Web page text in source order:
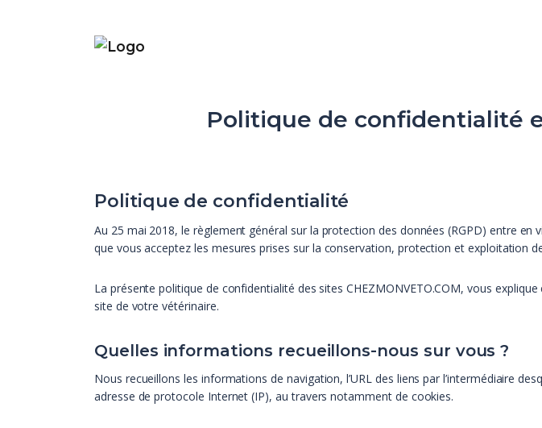
Politique de confidentialité
Politique de confidentialité
Au 25 mai 2018, le règlement général sur la protection des données (RGPD) entre
que vous acceptez les mesures prises sur la conservation, protection et exploitation
La présente politique de confidentialité des sites CHEZMONVETO.COM, vous
site de votre vétérinaire.
Quelles informations recueillons-nous sur vous ?
Nous recueillons les informations de navigation, l’URL des liens par l’intermédiaire
adresse de protocole Internet (IP), au travers notamment de cookies.